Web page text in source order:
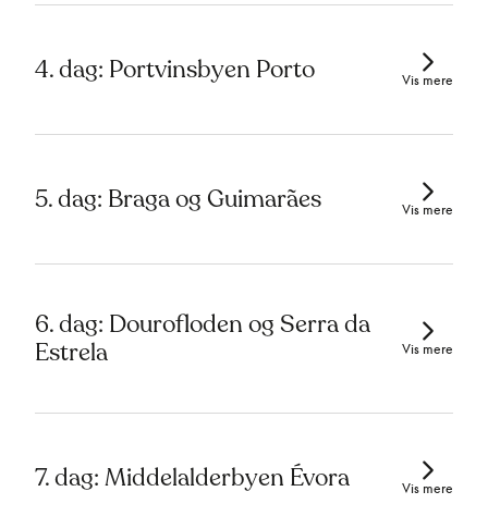
4. dag: Portvinsbyen Porto Vis mere
5. dag: Braga og Guimarães Vis mere
6. dag: Dourofloden og Serra da
Estrela
Vis mere
7. dag: Middelalderbyen Évora Vis mere